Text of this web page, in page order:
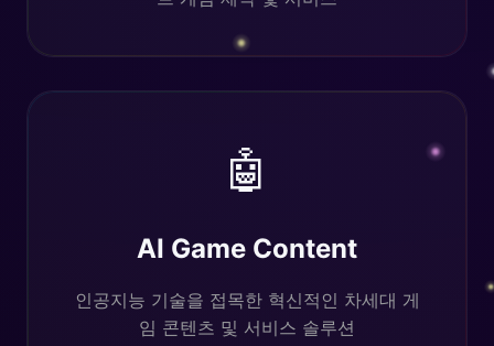
🤖
AI Game Content
인공지능 기술을 접목한 혁신적인 차세대 게
임 콘텐츠 및 서비스 솔루션